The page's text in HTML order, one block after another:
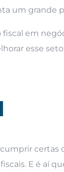
um grande
em
esse
certas
E é aí